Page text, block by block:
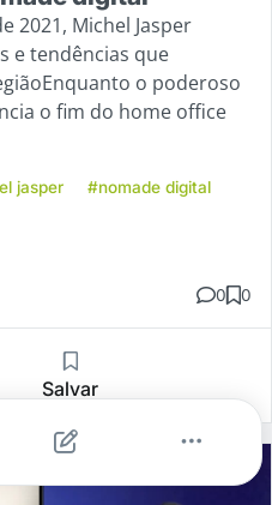
2021, Michel Jasper
e tendências que
o poderoso
o fim do home office
jasper #nomade digital
0 0
Salvar